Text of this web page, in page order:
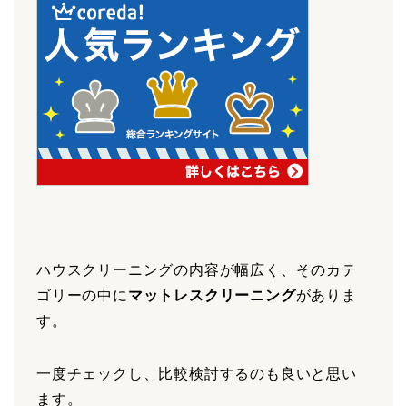
ハウスクリーニングの内容が幅広く、そのカテ
ゴリーの中に マットレスクリーニングがありま
す。
一度チェックし、比較検討するのも良いと思い
ます。